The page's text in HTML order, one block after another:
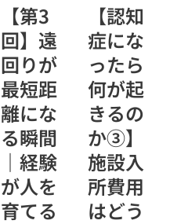
【第3
回】遠
回りが
最短距
離にな
る瞬間
｜経験
が人を
育てる
【認知
症にな
ったら
何が起
きるの
か③】
施設入
所費用
はどう